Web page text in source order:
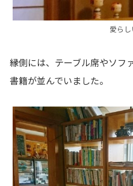
愛ら
縁側には、テーブル席やソフ
書籍が並んでいました。